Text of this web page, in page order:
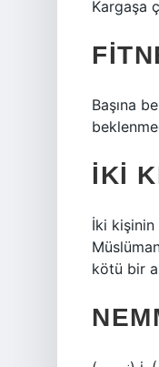
Kargaşa
Başına
İKI
İki kişinin
kötü bir